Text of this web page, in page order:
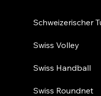
Schweizerischer
Swiss Volley
Swiss Handball
Swiss Roundnet